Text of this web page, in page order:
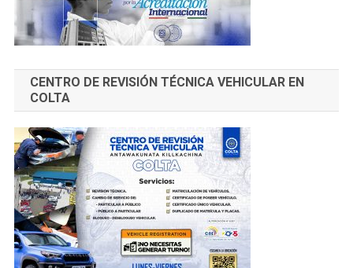
CENTRO DE REVISIÓN TÉCNICA VEHICULAR EN
COLTA